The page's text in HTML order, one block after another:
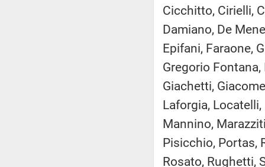
Cicchitto, Cirielli,
Damiano, De
Epifani, Faraone,
Gregorio
Giachetti,
Laforgia,
Mannino,
Pisicchio, Portas,
Rosato, Rughetti,